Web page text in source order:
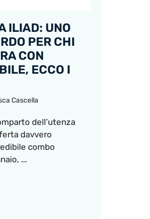
ILIAD: UNO
PER CHI
CON
ECCO I
Cascella
dell’utenza
davvero
combo
...